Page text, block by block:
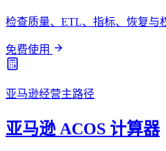
检查质量、ETL、指标、恢复与
免费使用
亚马逊经营主路径
亚马逊 ACOS 计算器